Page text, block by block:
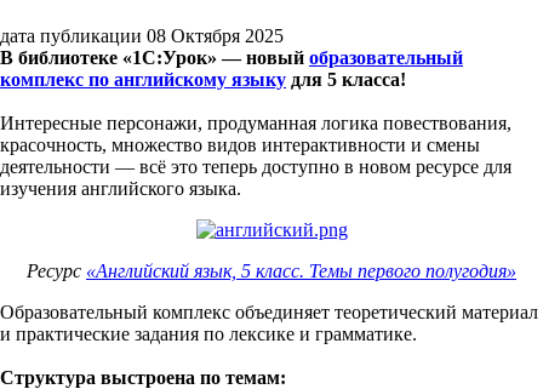
дата публикации 08 Октября 2025
В библиотеке «1С:Урок» — новый образовательный
комплекс по английскому языку для 5 класса!
Интересные персонажи, продуманная логика повествования,
красочность, множество видов интерактивности и смены
деятельности — всё это теперь доступно в новом ресурсе для
изучения английского языка.
Ресурс «Английский язык, 5 класс. Темы первого полугодия»
Образовательный комплекс объединяет теоретический материал
и практические задания по лексике и грамматике.
Структура выстроена по темам: